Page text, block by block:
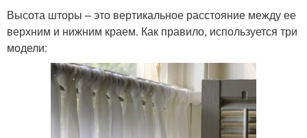
Высота шторы – это вертикальное расстояние между ее
верхним и нижним краем. Как правило, используется три
модели: